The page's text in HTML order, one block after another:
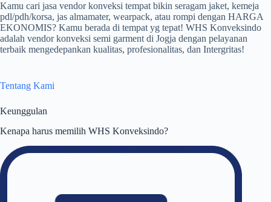
Kamu cari jasa vendor konveksi tempat bikin seragam jaket, kemeja
pdl/pdh/korsa, jas almamater, wearpack, atau rompi dengan HARGA
EKONOMIS? Kamu berada di tempat yg tepat! WHS Konveksindo
adalah vendor konveksi semi garment di Jogja dengan pelayanan
terbaik mengedepankan kualitas, profesionalitas, dan Intergritas!
Tentang Kami
Keunggulan
Kenapa harus memilih WHS Konveksindo?